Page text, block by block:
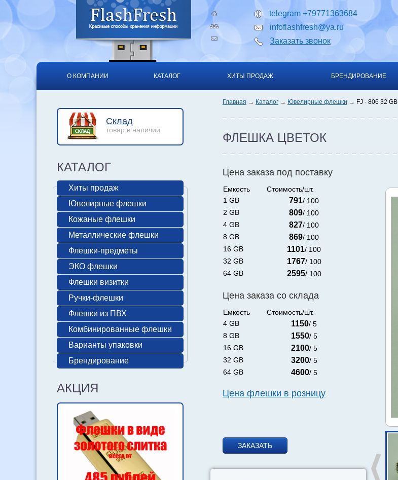
telegram +79771363684
infoflashfresh@ya.ru
Заказать звонок
О КОМПАНИИ КАТАЛОГ ХИТЫ ПРОДАЖ БРЕНДИРОВАНИЕ
Главная Каталог Ювелирные флешки FJ - 806 32 GB
ФЛЕШКА ЦВЕТОК
Цена заказа под поставку
Емкость
Стоимость/шт.
1 GB
791/ 100
2 GB
809/ 100
4 GB
827/ 100
8 GB
869/ 100
16 GB
1101/ 100
32 GB
1767/ 100
64 GB
2595/ 100
Цена заказа со склада
Емкость
Стоимость/шт.
4 GB
1150/ 5
8 GB
1550/ 5
16 GB
2100/ 5
32 GB
3200/ 5
64 GB
4600/ 5
Цена флешки в розницу
ЗАКАЗАТЬ
Склад
товар в наличии
КАТАЛОГ
Хиты продаж
Ювелирные флешки
Кожаные флешки
Металлические флешки
Флешки-предметы
ЭКО флешки
Флешки визитки
Ручки-флешки
Флешки из ПВХ
Комбинированные флешки
Варианты упаковки
Брендирование
АКЦИЯ